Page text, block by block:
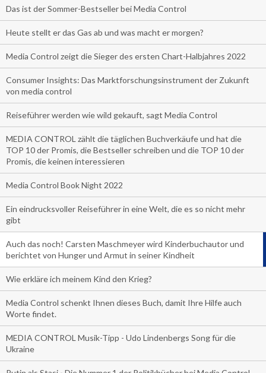
Das ist der Sommer-Bestseller bei Media Control
Heute stellt er das Gas ab und was macht er morgen?
Media Control zeigt die Sieger des ersten Chart-Halbjahres 2022
Consumer Insights: Das Marktforschungsinstrument der Zukunft
von media control
Reiseführer werden wie wild gekauft, sagt Media Control
MEDIA CONTROL zählt die täglichen Buchverkäufe und hat die
TOP 10 der Promis, die Bestseller schreiben und die TOP 10 der
Promis, die keinen interessieren
Media Control Book Night 2022
Ein eindrucksvoller Reiseführer in eine Welt, die es so nicht mehr
gibt
Auch das noch! Carsten Maschmeyer wird Kinderbuchautor und
berichtet von Hunger und Armut in seiner Kindheit
Wie erkläre ich meinem Kind den Krieg?
Media Control schenkt Ihnen dieses Buch, damit Ihre Hilfe auch
Worte findet.
MEDIA CONTROL Musik-Tipp - Udo Lindenbergs Song für die
Ukraine